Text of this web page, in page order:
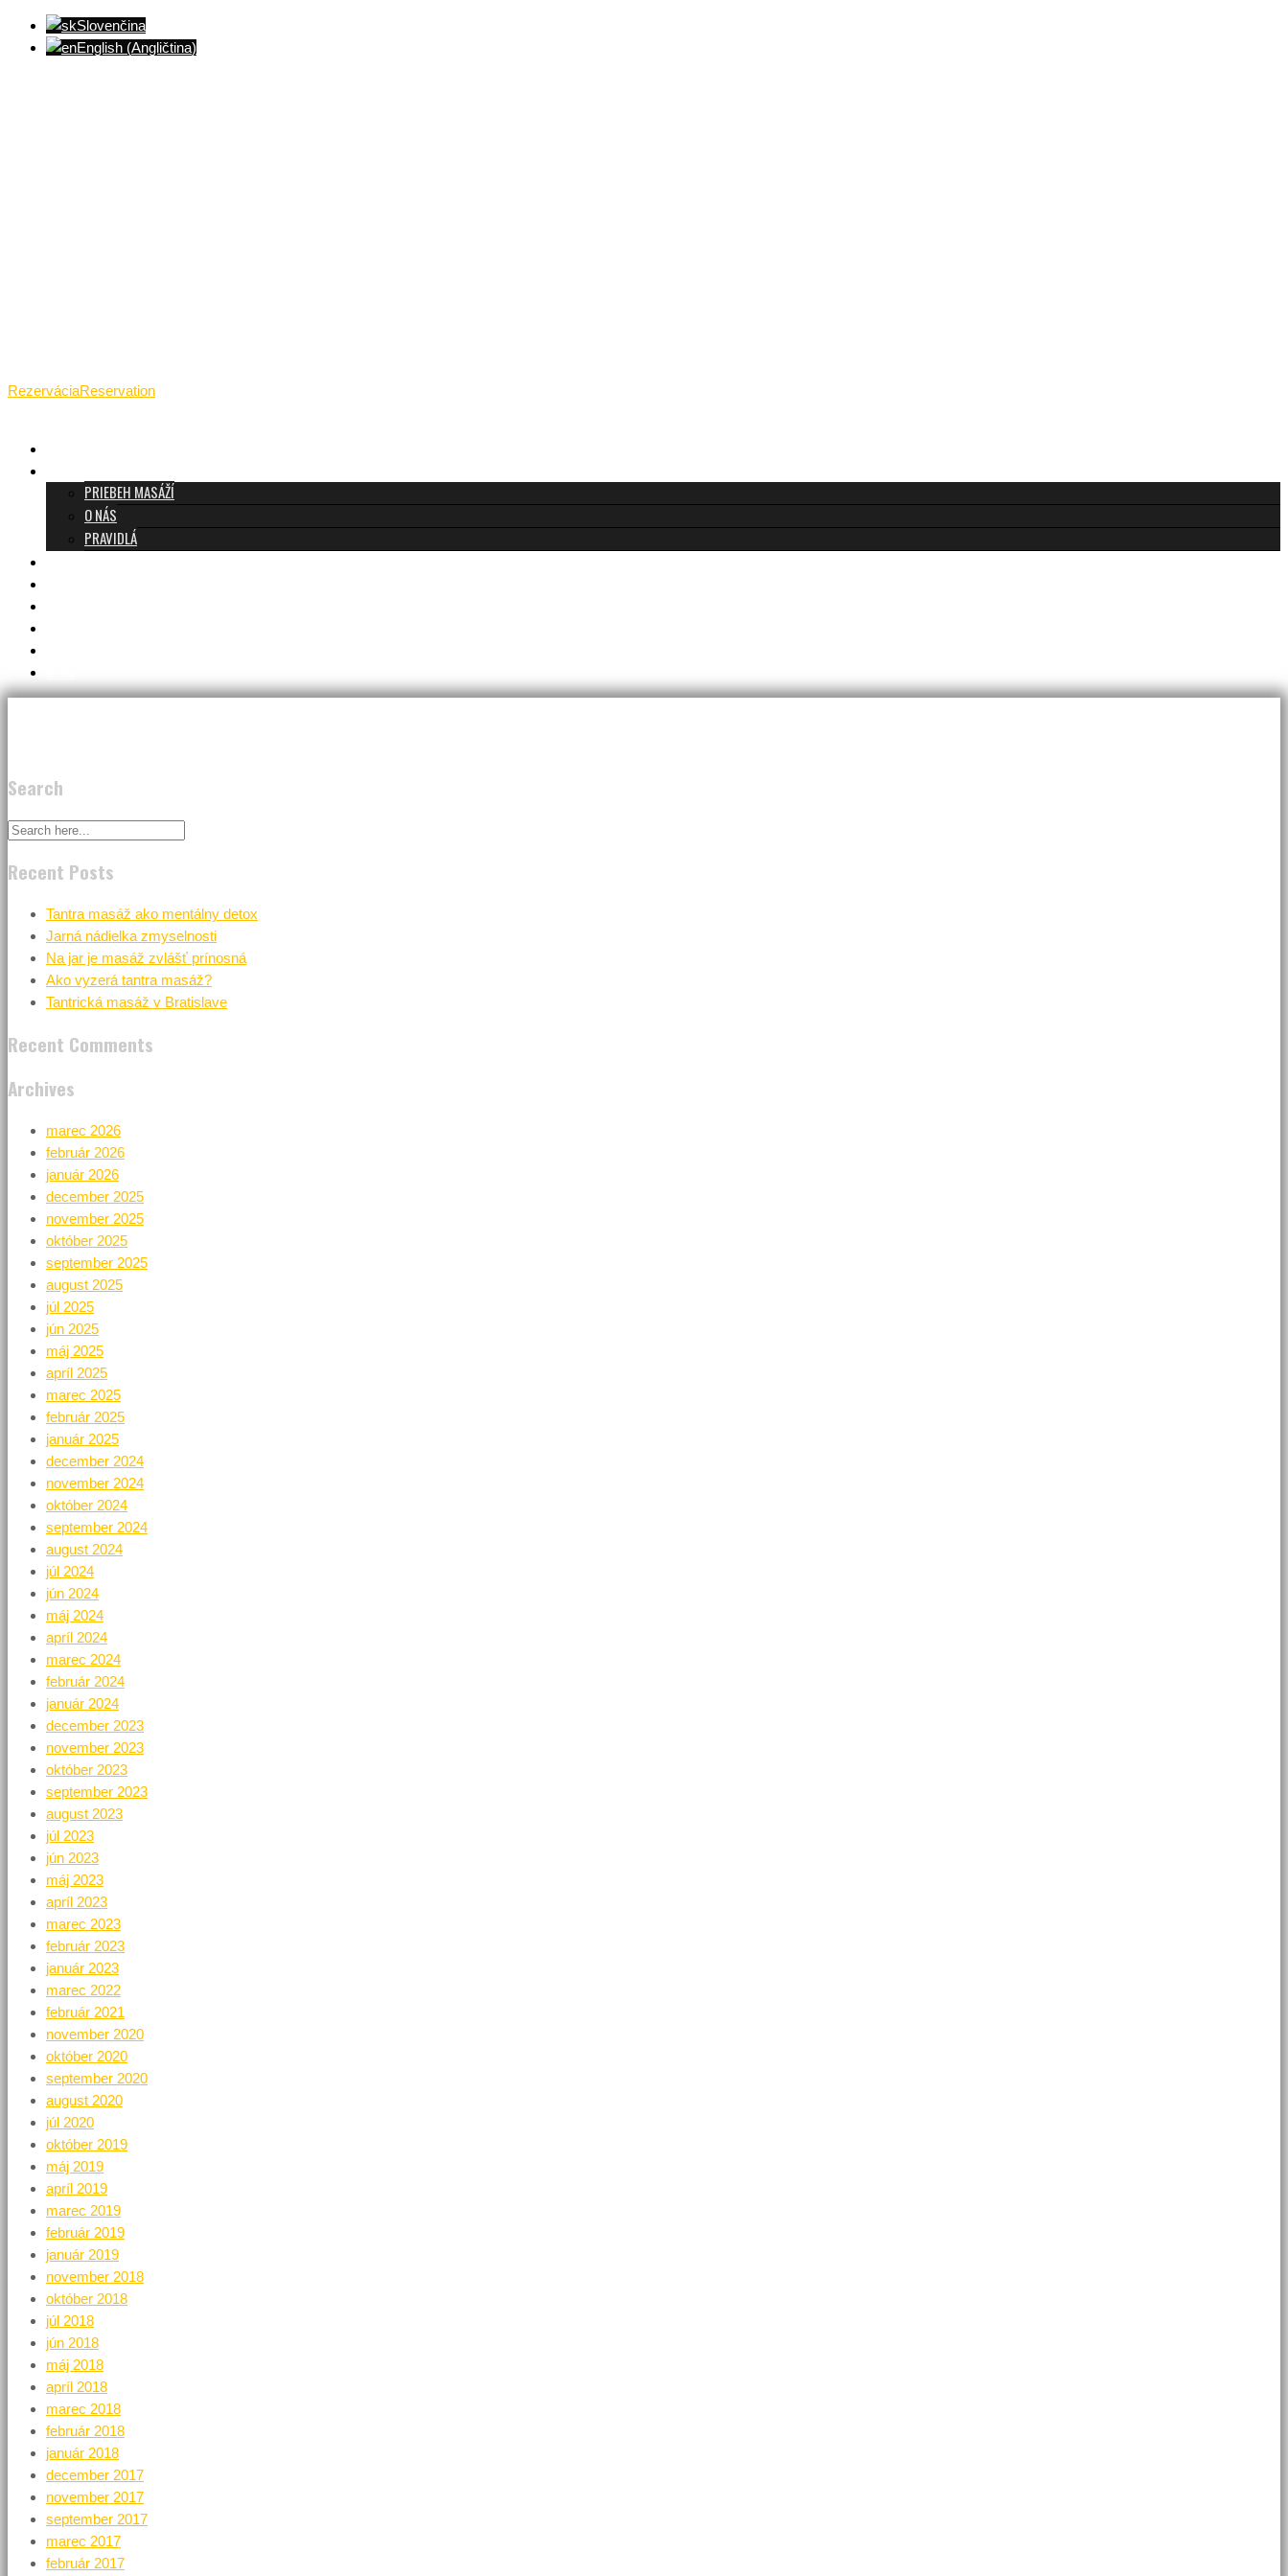
Slovenčina
English (Angličtina)
RezerváciaReservation
PRIEBEH MASÁŽÍ
O NÁS
PRAVIDLÁ
Search
Recent Posts
Tantra masáž ako mentálny detox
Jarná nádielka zmyselnosti
Na jar je masáž zvlášť prínosná
Ako vyzerá tantra masáž?
Tantrická masáž v Bratislave
Recent Comments
Archives
marec 2026
február 2026
január 2026
december 2025
november 2025
október 2025
september 2025
august 2025
júl 2025
jún 2025
máj 2025
apríl 2025
marec 2025
február 2025
január 2025
december 2024
november 2024
október 2024
september 2024
august 2024
júl 2024
jún 2024
máj 2024
apríl 2024
marec 2024
február 2024
január 2024
december 2023
november 2023
október 2023
september 2023
august 2023
júl 2023
jún 2023
máj 2023
apríl 2023
marec 2023
február 2023
január 2023
marec 2022
február 2021
november 2020
október 2020
september 2020
august 2020
júl 2020
október 2019
máj 2019
apríl 2019
marec 2019
február 2019
január 2019
november 2018
október 2018
júl 2018
jún 2018
máj 2018
apríl 2018
marec 2018
február 2018
január 2018
december 2017
november 2017
september 2017
marec 2017
február 2017